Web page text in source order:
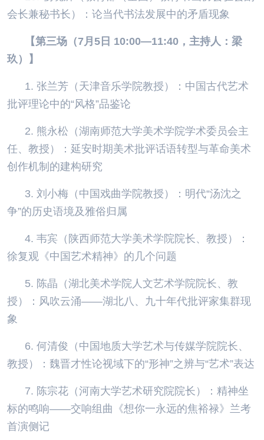
会长兼秘书长）：论当代书法发展中的矛盾现象
【第三场（7月5日 10:00—11:40，主持人：梁
玖）】
1. 张兰芳（天津音乐学院教授）：中国古代艺术
批评理论中的“风格”品鉴论
2. 熊永松（湖南师范大学美术学院学术委员会主
任、教授）：延安时期美术批评话语转型与革命美术
创作机制的建构研究
3. 刘小梅（中国戏曲学院教授）：明代“汤沈之
争”的历史语境及雅俗归属
4. 韦宾（陕西师范大学美术学院院长、教授）：
徐复观《中国艺术精神》的几个问题
5. 陈晶（湖北美术学院人文艺术学院院长、教
授）：风吹云涌——湖北八、九十年代批评家集群现
象
6. 何清俊（中国地质大学艺术与传媒学院院长、
教授）：魏晋才性论视域下的“形神”之辨与“艺术”表达
7. 陈宗花（河南大学艺术研究院院长）：精神坐
标的鸣响——交响组曲《想你一永远的焦裕禄》兰考
首演侧记